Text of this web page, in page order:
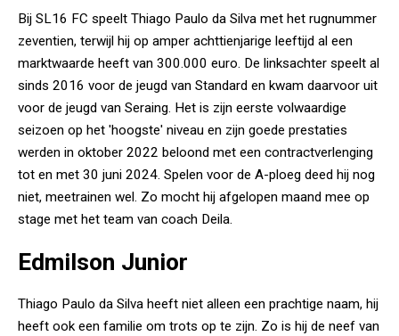
Bij SL16 FC speelt Thiago Paulo da Silva met het rugnummer
zeventien, terwijl hij op amper achttienjarige leeftijd al een
marktwaarde heeft van 300.000 euro. De linksachter speelt al
sinds 2016 voor de jeugd van Standard en kwam daarvoor uit
voor de jeugd van Seraing. Het is zijn eerste volwaardige
seizoen op het 'hoogste' niveau en zijn goede prestaties
werden in oktober 2022 beloond met een contractverlenging
tot en met 30 juni 2024. Spelen voor de A-ploeg deed hij nog
niet, meetrainen wel. Zo mocht hij afgelopen maand mee op
stage met het team van coach Deila.
Edmilson Junior
Thiago Paulo da Silva heeft niet alleen een prachtige naam, hij
heeft ook een familie om trots op te zijn. Zo is hij de neef van